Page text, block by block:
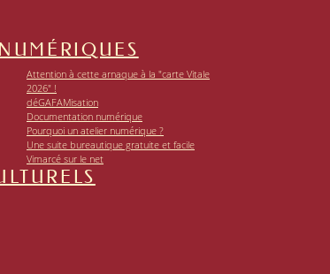
NUMÉRIQUES
Attention à cette arnaque à la "carte Vitale
2026" !
déGAFAMisation
Documentation numérique
Pourquoi un atelier numérique ?
Une suite bureautique gratuite et facile
Vimarcé sur le net